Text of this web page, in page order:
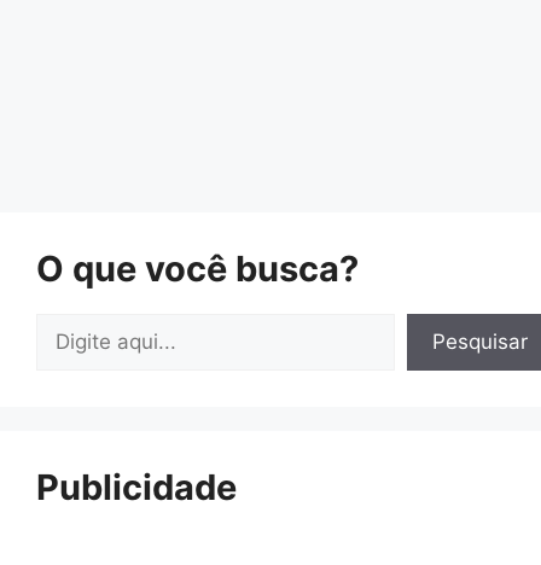
O que você busca?
Pesquisar
Publicidade